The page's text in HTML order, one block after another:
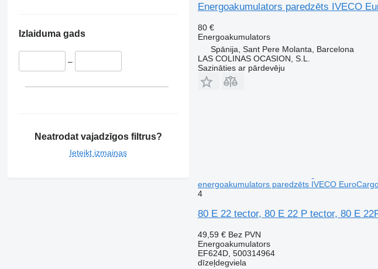
Izlaiduma gads
–
Neatrodat vajadzīgos filtrus?
Ieteikt izmaiņas
Energoakumulators paredzēts IVECO
80 €
Energoakumulators
Spānija, Sant Pere Molanta, Barcelona
LAS COLINAS OCASION, S.L.
Sazināties ar pārdevēju
energoakumulators paredzēts IVECO
4
80 E 22 tector, 80 E 22 P tector, 80 E
49,59 € Bez PVN
Energoakumulators
EF624D, 500314964
dīzeļdegviela